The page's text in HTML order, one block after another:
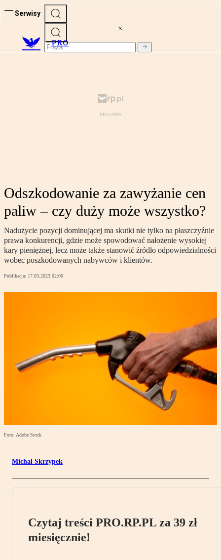
Serwisy
PRO
Odszkodowanie za zawyżanie cen
paliw – czy duży może wszystko?
Nadużycie pozycji dominującej ma skutki nie tylko na płaszczyźnie
prawa konkurencji, gdzie może spowodować nałożenie wysokiej
kary pieniężnej, lecz może także stanowić źródło odpowiedzialności
wobec poszkodowanych nabywców i klientów.
Publikacja: 17.03.2023 02:00
Foto: Adobe Stock
Michał Skrzypek
Czytaj treści PRO.RP.PL za 39 zł
miesięcznie!